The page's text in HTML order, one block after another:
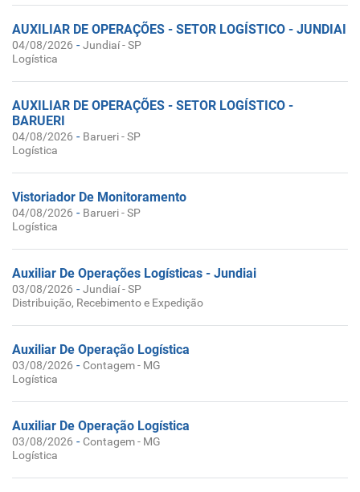
AUXILIAR DE OPERAÇÕES - SETOR LOGÍSTICO - JUNDIAI
04/08/2026 -Jundiaí - SP
Logística
AUXILIAR DE OPERAÇÕES - SETOR LOGÍSTICO -
BARUERI
04/08/2026 - Barueri - SP
Logística
Vistoriador De Monitoramento
04/08/2026 - Barueri - SP
Logística
Auxiliar De Operações Logísticas - Jundiai
03/08/2026 -Jundiaí - SP
Distribuição, Recebimento e Expedição
Auxiliar De Operação Logística
03/08/2026 - Contagem - MG
Logística
Auxiliar De Operação Logística
03/08/2026 - Contagem - MG
Logística